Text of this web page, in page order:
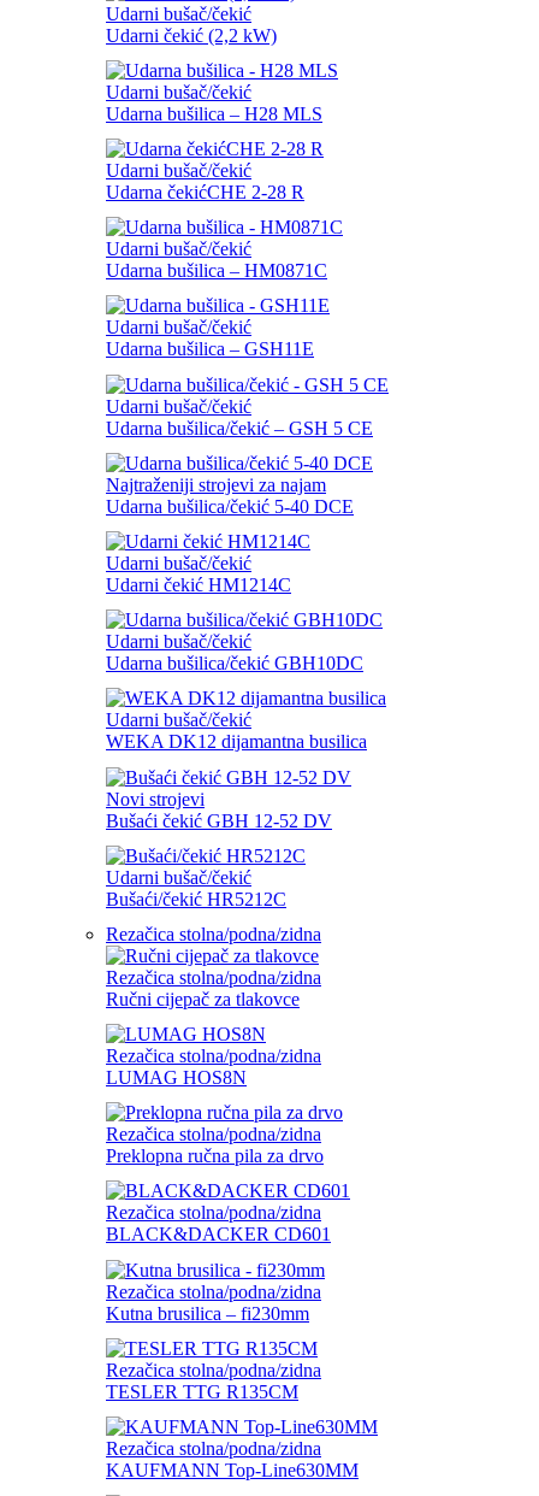
Udarni bušač/čekić
Udarni čekić (2,2 kW)
Udarni bušač/čekić
Udarna bušilica – H28 MLS
Udarni bušač/čekić
Udarna čekićCHE 2-28 R
Udarni bušač/čekić
Udarna bušilica – HM0871C
Udarni bušač/čekić
Udarna bušilica – GSH11E
Udarni bušač/čekić
Udarna bušilica/čekić – GSH 5 CE
Najtraženiji strojevi za najam
Udarna bušilica/čekić 5-40 DCE
Udarni bušač/čekić
Udarni čekić HM1214C
Udarni bušač/čekić
Udarna bušilica/čekić GBH10DC
Udarni bušač/čekić
WEKA DK12 dijamantna busilica
Novi strojevi
Bušaći čekić GBH 12-52 DV
Udarni bušač/čekić
Bušaći/čekić HR5212C
Rezačica stolna/podna/zidna
Rezačica stolna/podna/zidna
Ručni cijepač za tlakovce
Rezačica stolna/podna/zidna
LUMAG HOS8N
Rezačica stolna/podna/zidna
Preklopna ručna pila za drvo
Rezačica stolna/podna/zidna
BLACK&DACKER CD601
Rezačica stolna/podna/zidna
Kutna brusilica – fi230mm
Rezačica stolna/podna/zidna
TESLER TTG R135CM
Rezačica stolna/podna/zidna
KAUFMANN Top-Line630MM